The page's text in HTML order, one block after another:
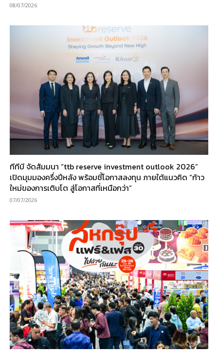
08/07/2026
ทีทีบี จัดสัมมนา “ttb reserve investment outlook 2026”
เปิดมุมมองครึ่งปีหลัง พร้อมชี้โอกาสลงทุน ภายใต้แนวคิด “ก้าว
ใหม่ของการเติบโต สู่โอกาสที่เหนือกว่า”
07/07/2026